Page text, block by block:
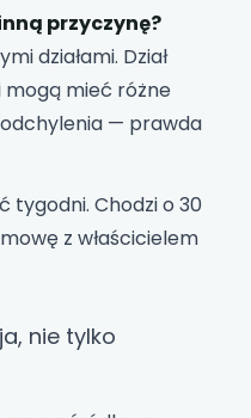
przyczynę?
działami. Dział
mogą mieć różne
— prawda
tygodni. Chodzi o 30
z właścicielem
nie tylko